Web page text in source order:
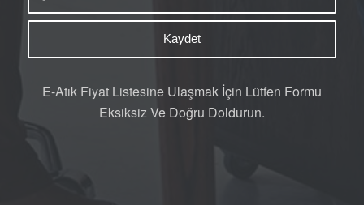
E-Atık Fiyat Listesine Ulaşmak İçin Lütfen Formu
Eksiksiz Ve Doğru Doldurun.